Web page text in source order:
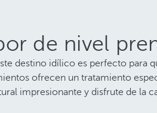
de nivel
destino idílico es perfecto
ofrecen un tratamiento
impresionante y disfrute de la